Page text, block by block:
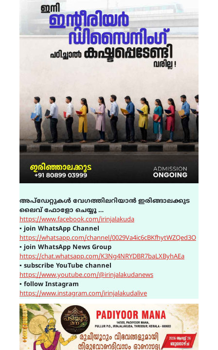
അപ്ഡേറ്റുകൾ വേഗത്തിലറിയാൻ ഇരിങ്ങാലക്കുട
ലൈവ് ഫോളോ ചെയ്യൂ …
https://www.facebook.com/irinjalakuda
▪join WhatsApp Channel
https://whatsapp.com/channel/0029Va4ic6cBKfhytWZQed3O
▪join WhatsApp News Group
https://chat.whatsapp.com/K3Ng4NRYDBR7baLXByhAEa
▪ subscribe YouTube channel
https://www.youtube.com/@irinjalakudanews
▪ follow Instagram
https://www.instagram.com/irinjalakudalive